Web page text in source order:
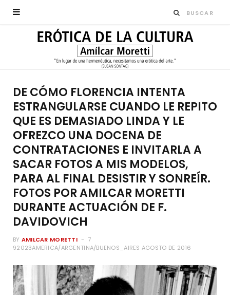
DE CÓMO FLORENCIA INTENTA
ESTRANGULARSE CUANDO LE REPITO
QUE ES DEMASIADO LINDA Y LE
OFREZCO UNA DOCENA DE
CONTRATACIONES E INVITARLA A
SACAR FOTOS A MIS MODELOS,
PARA AL FINAL DESISTIR Y SONREÍR.
FOTOS POR AMILCAR MORETTI
DURANTE ACTUACIÓN DE F.
DAVIDOVICH
BY AMILCAR MORETTI
7
92023AMERICA/ARGENTINA/BUENOS_AIRES AGOSTO DE 2016